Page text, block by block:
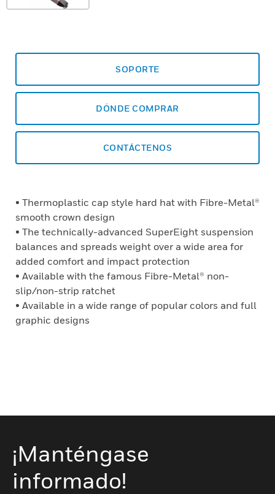
SOPORTE
DÓNDE COMPRAR
CONTÁCTENOS
• Thermoplastic cap style hard hat with Fibre-Metal®
smooth crown design
• The technically-advanced SuperEight suspension
balances and spreads weight over a wide area for
added comfort and impact protection
• Available with the famous Fibre-Metal® non-
slip/non-strip ratchet
• Available in a wide range of popular colors and full
graphic designs
¡Manténgase
informado!